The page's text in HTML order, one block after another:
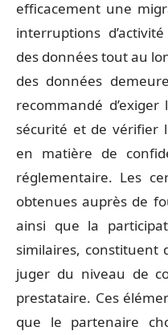
efficacement une
interruptions
des données tout au
des données
recommandé
sécurité et de vérifier
en matière de
réglementaire. Les
obtenues auprès de
ainsi que la
similaires, constituent
juger du niveau de
prestataire. Ces
que le partenaire